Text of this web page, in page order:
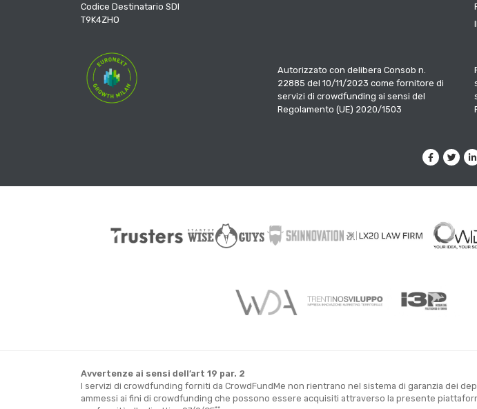
Codice Destinatario SDI
T9K4ZHO
Autorizzato con delibera Consob n.
22885 del 10/11/2023 come fornitore di
servizi di crowdfunding ai sensi del
Regolamento (UE) 2020/1503
Avvertenze ai sensi dell’art 19 par. 2
I servizi di crowdfunding forniti da CrowdFundMe non rientrano nel sistema di garanzia dei
ammessi ai fini di crowdfunding che possono essere acquisiti attraverso la presente